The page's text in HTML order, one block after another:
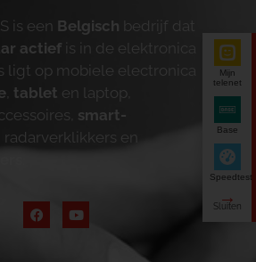
is een Belgisch bedrijf dat
actief is in de elektronica
ligt op mobiele electronica
tablet en laptop,
smart-
, radarverklikkers en
Mijn
telenet
Base
Speedtest